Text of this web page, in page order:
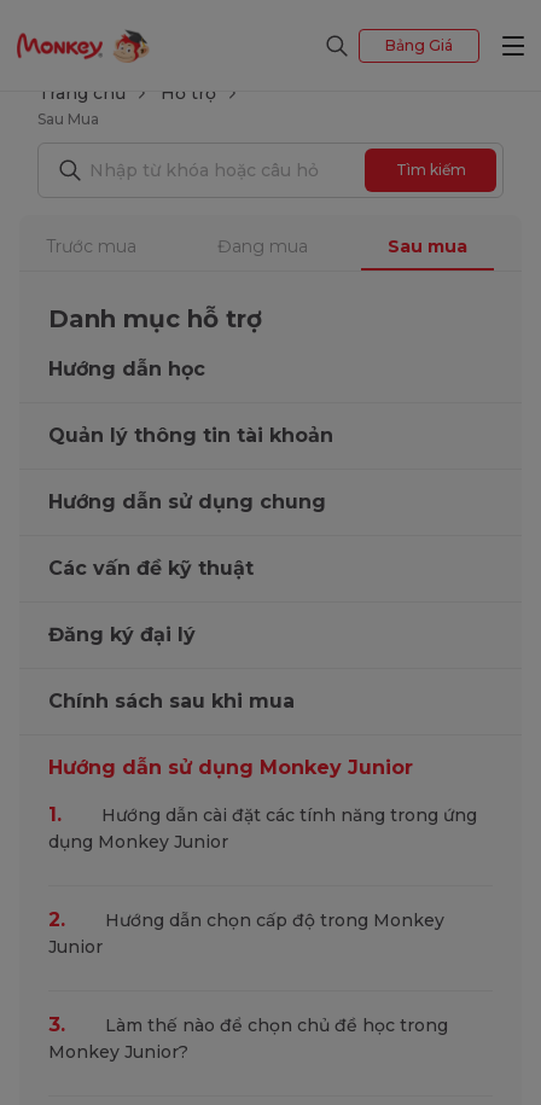
Bảng Giá
Trang chủ Hỗ trợ
Sau Mua
Tìm kiếm
Trước mua Đang mua Sau mua
Danh mục hỗ trợ
Hướng dẫn học
Quản lý thông tin tài khoản
Hướng dẫn sử dụng chung
Các vấn đề kỹ thuật
Đăng ký đại lý
Chính sách sau khi mua
Hướng dẫn sử dụng Monkey Junior
1.
Hướng dẫn cài đặt các tính năng trong ứng
dụng Monkey Junior
2.
Hướng dẫn chọn cấp độ trong Monkey
Junior
3.
Làm thế nào để chọn chủ đề học trong
Monkey Junior?